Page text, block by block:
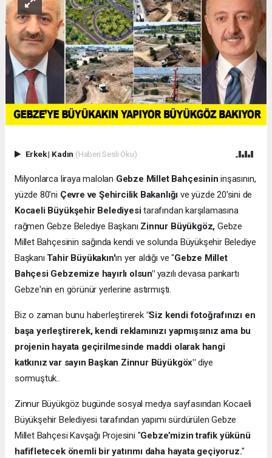
Erkek| Kadın (Haberi Sesli Oku)
Milyonlarca liraya malolan Gebze Millet Bahçesinin inşasının,
yüzde 80'ni Çevre ve Şehircilik Bakanlığı ve yüzde 20'sini de
Kocaeli Büyükşehir Belediyesitarafından karşılamasına
rağmen Gebze Belediye Başkanı Zinnur Büyükgöz, Gebze
Millet Bahçesinin sağında kendi ve solunda Büyükşehir Belediye
Başkanı Tahir Büyükakın'ın yer aldığı ve "Gebze Millet
Bahçesi Gebzemize hayırlı olsun"yazılı devasa pankartı
Gebze'nin en görünür yerlerine astırmıştı.
Biz o zaman bunu haberleştirerek "Siz kendi fotoğrafınızı en
başa yerleştirerek, kendi reklamınızı yapmışsınız ama bu
projenin hayata geçirilmesinde maddi olarak hangi
katkınız var sayın Başkan Zinnur Büyükgöx" diye
sormuştuk..
Zinnur Büyükgöz bugünde sosyal medya sayfasından Kocaeli
Büyükşehir Belediyesi tarafından yapımı sürdürülen Gebze
Millet Bahçesi Kavşağı Projesini "Gebze’mizin trafik yükünü
hafifletecek önemli bir yatırımı daha hayata geçiyoruz."